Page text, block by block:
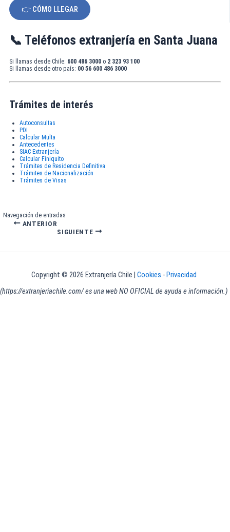
👉 CÓMO LLEGAR
📞 Teléfonos extranjería en Santa Juana
Si llamas desde Chile: 600 486 3000 o 2 323 93 100
Si llamas desde otro país: 00 56 600 486 3000
Trámites de interés
Autoconsultas
PDI
Calcular Multa
Antecedentes
SIAC Extranjería
Calcular Finiquito
Trámites de Residencia Definitiva
Trámites de Nacionalización
Trámites de Visas
Navegación de entradas
ANTERIOR
SIGUIENTE
Copyright © 2026 Extranjería Chile | Cookies -Privacidad
(https://extranjeriachile.com/ es una web NO OFICIAL de ayuda e información.)